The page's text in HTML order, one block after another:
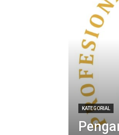
KATEGORIAL